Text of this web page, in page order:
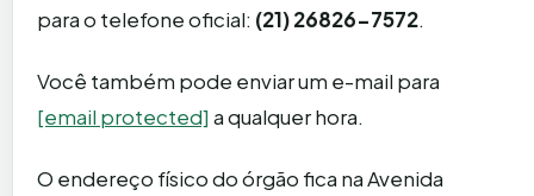
para o telefone oficial: (21) 26826-7572.
Você também pode enviar um e-mail para
[email protected] a qualquer hora.
O endereço físico do órgão fica na Avenida